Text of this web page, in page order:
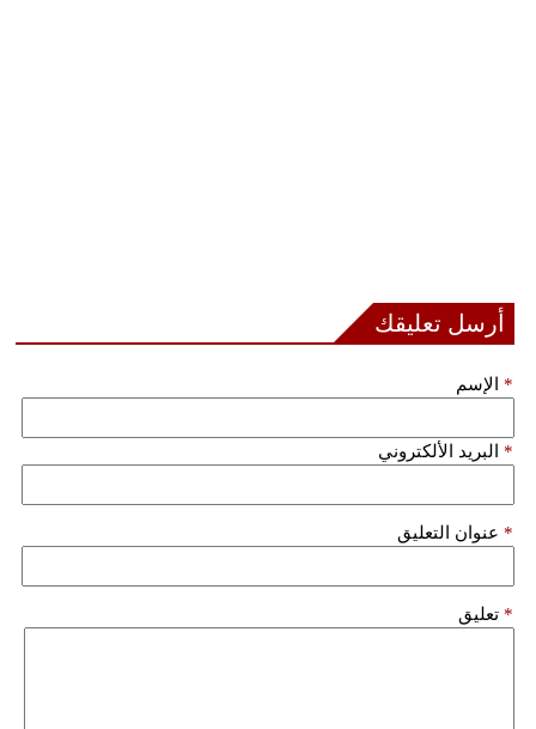
أرسل تعليقك
الإسم *
البريد الألكتروني *
عنوان التعليق *
تعليق *